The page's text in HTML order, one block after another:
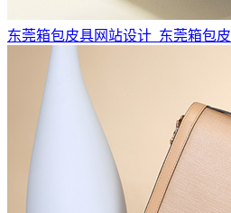
东莞箱包皮具网站设计_东莞箱包